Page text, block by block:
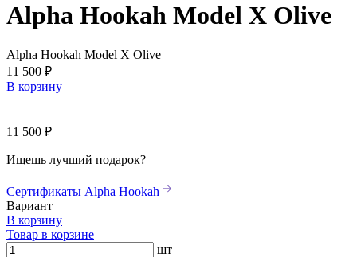
Alpha Hookah Model X Olive
Alpha Hookah Model X Olive
11 500 ₽
В корзину
11 500 ₽
Ищешь лучший подарок?
Сертификаты Alpha Hookah
Вариант
В корзину
Товар в корзине
шт